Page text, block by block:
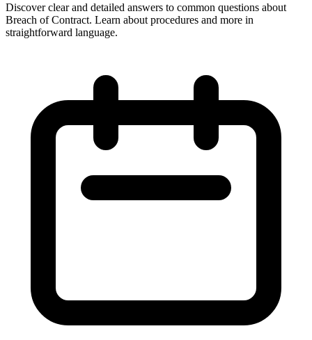
Discover clear and detailed answers to common questions about
Breach of Contract. Learn about procedures and more in
straightforward language.